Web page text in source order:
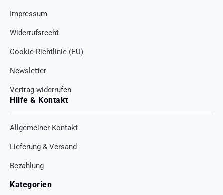
Impressum
Widerrufsrecht
Cookie-Richtlinie (EU)
Newsletter
Vertrag widerrufen
Hilfe & Kontakt
Allgemeiner Kontakt
Lieferung & Versand
Bezahlung
Kategorien